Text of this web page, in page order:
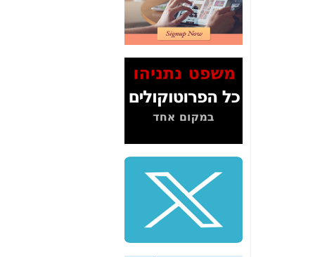
2" על תעלולי השר
משה כחלון -כאן
המשך חשיפת הבלוף
ששמו "מהפיכת
הסלולר" ואיך מסרסים
כאן
סיכום ביקור בסיליקון
שלמה פילבר (עד
לאחרונה מנכ"ל משרד
התקשורת) - עד
מדינה? הצחקתם